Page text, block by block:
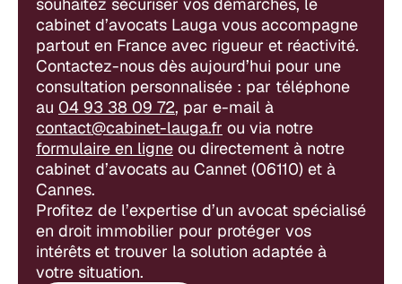
souhaitez sécuriser vos démarches, le
cabinet d’avocats Lauga vous accompagne
partout en France avec rigueur et réactivité.
Contactez-nous dès aujourd’hui pour une
consultation personnalisée : par téléphone
au 04 93 38 09 72, par e-mail à
contact@cabinet-lauga.fr ou via notre
formulaire en ligne ou directement à notre
cabinet d’avocats au Cannet (06110) et à
Cannes.
Profitez de l’expertise d’un avocat spécialisé
en droit immobilier pour protéger vos
intérêts et trouver la solution adaptée à
votre situation.